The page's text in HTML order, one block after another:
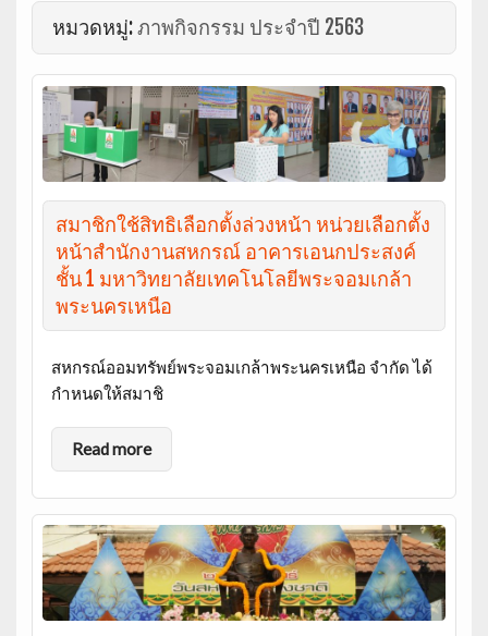
หมวดหมู่:ภาพกิจกรรม ประจำปี 2563
สมาชิกใช้สิทธิเลือกตั้งล่วงหน้า หน่วยเลือกตั้ง
หน้าสำนักงานสหกรณ์ อาคารเอนกประสงค์
ชั้น 1 มหาวิทยาลัยเทคโนโลยีพระจอมเกล้า
พระนครเหนือ
สหกรณ์ออมทรัพย์พระจอมเกล้าพระนครเหนือ จำกัด ได้
กำหนดให้สมาชิ
Read more